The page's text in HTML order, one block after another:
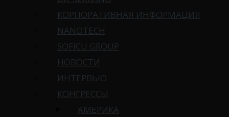
КОРПОРАТИВНАЯ ИНФОРМАЦИЯ
NANOTECH
SOFICU GROUP
НОВОСТИ
ИНТЕРВЬЮ
КОНГРЕССЫ
АМЕРИКА